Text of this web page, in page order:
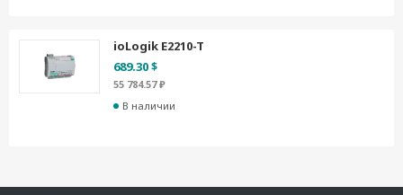
ioLogik E2210-T
689.30 $
55 784.57 ₽
В наличии